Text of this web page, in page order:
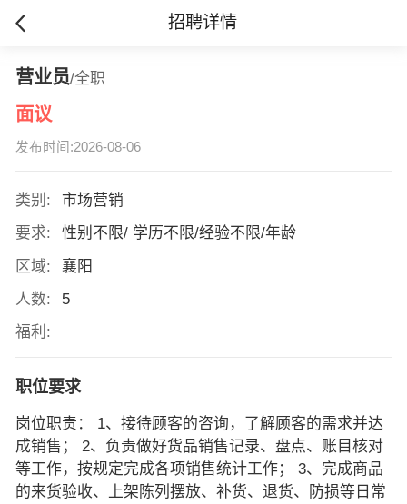
招聘详情
营业员/全职
面议
发布时间:2026-08-06
类别:
市场营销
要求:
性别不限/ 学历不限/经验不限/年龄
区域:
襄阳
人数:
5
福利:
职位要求
岗位职责： 1、接待顾客的咨询，了解顾客的需求并达
成销售； 2、负责做好货品销售记录、盘点、账目核对
等工作，按规定完成各项销售统计工作； 3、完成商品
的来货验收、上架陈列摆放、补货、退货、防损等日常